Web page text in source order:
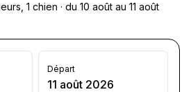
1 chien · du 10 août au 11 août
Départ
11 août 2026